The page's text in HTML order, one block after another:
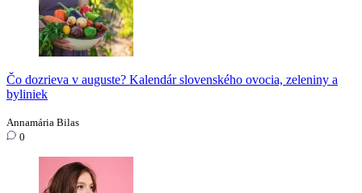
Čo dozrieva v auguste? Kalendár slovenského ovocia, zeleniny a
byliniek
Annamária Bilas
0